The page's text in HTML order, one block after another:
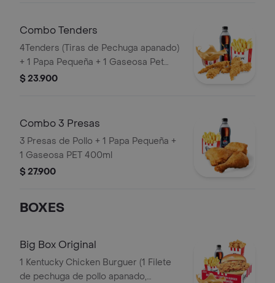
Combo Tenders
4Tenders (Tiras de Pechuga apanado)
+ 1 Papa Pequeña + 1 Gaseosa Pet
$ 23.900
Combo 3 Presas
3 Presas de Pollo + 1 Papa Pequeña +
1 Gaseosa PET 400ml
$ 27.900
BOXES
Big Box Original
1 Kentucky Chicken Burguer (1 Filete
de pechuga de pollo apanado,